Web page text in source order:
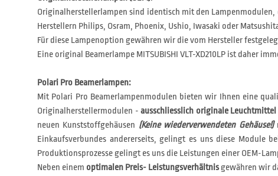
Originalherstellerlampen sind identisch mit den Lampenmodulen,
Herstellern Philips, Osram, Phoenix, Ushio, Iwasaki oder
Für diese Lampenoption gewähren wir die vom Hersteller
Eine original Beamerlampe MITSUBISHI VLT-XD210LP ist daher
Polari Pro Beamerlampen:
Mit Polari Pro Beamerlampenmodulen bieten wir Ihnen eine
Originalherstellermodulen -ausschliesslich originale Leuchtmittel
neuen Kunststoffgehäusen (Keine wiederverwendeten Gehäuse!)
Einkaufsverbundes andererseits, gelingt es uns diese Module
Produktionsprozesse gelingt es uns die Leistungen einer OEM-
Neben einem optimalen Preis- Leistungsverhältnisgewähren wir